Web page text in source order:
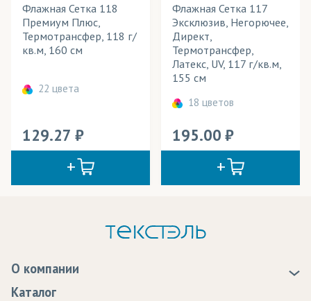
Флажная Сетка 118
Премиум Плюс,
Термотрансфер, 118 г/
кв.м, 160 см
22 цвета
129.27
Флажная Сетка 117
Эксклюзив, Негорючее,
Директ,
Термотрансфер,
Латекс, UV, 117 г/кв.м,
155 см
18 цветов
195.00
О компании
Каталог